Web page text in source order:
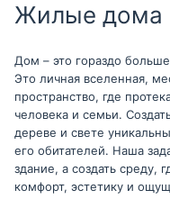
Жилые дома
Дом – это гораздо
Это личная вселенная,
пространство, где
человека и семьи.
дереве и свете
его обитателей. Наша
здание, а создать среду,
комфорт, эстетику и